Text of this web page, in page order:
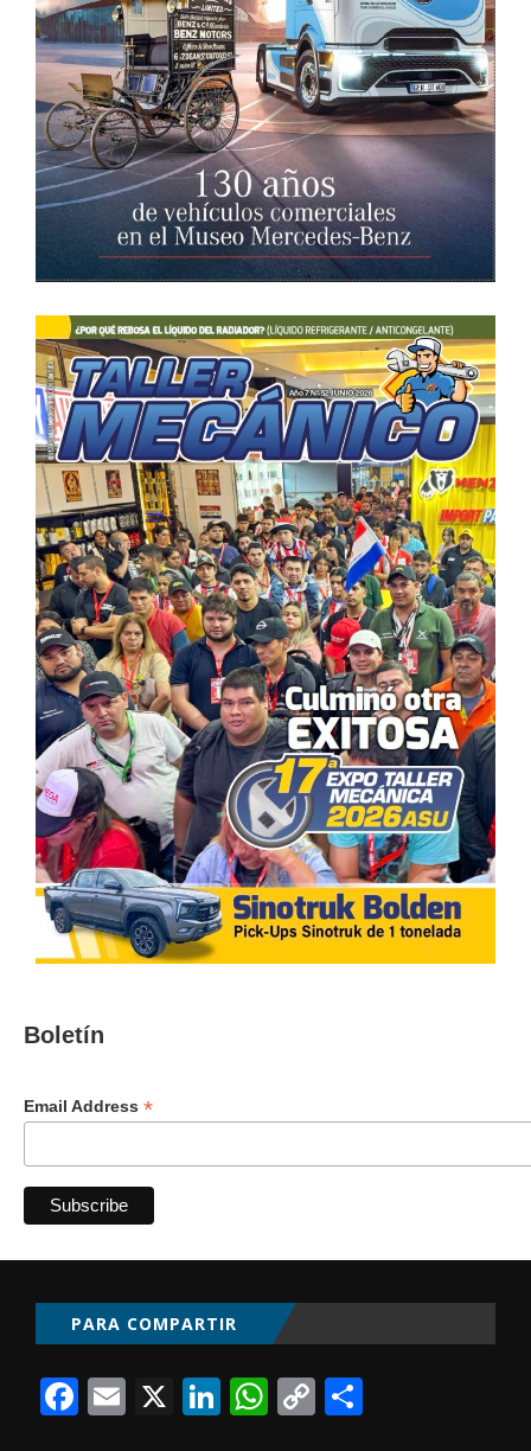
Boletín
Email Address *
PARA COMPARTIR
Facebook
Email
X LinkedIn
WhatsApp
Copy